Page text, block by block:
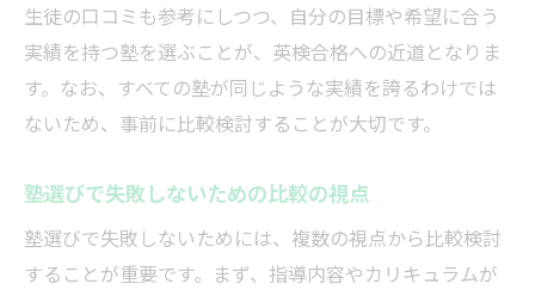
生徒の口コミも参考にしつつ、自分の目標や希望に合う
実績を持つ塾を選ぶことが、英検合格への近道となりま
す。なお、すべての塾が同じような実績を誇るわけでは
ないため、事前に比較検討することが大切です。
塾選びで失敗しないための比較の視点
塾選びで失敗しないためには、複数の視点から比較検討
することが重要です。まず、指導内容やカリキュラムが